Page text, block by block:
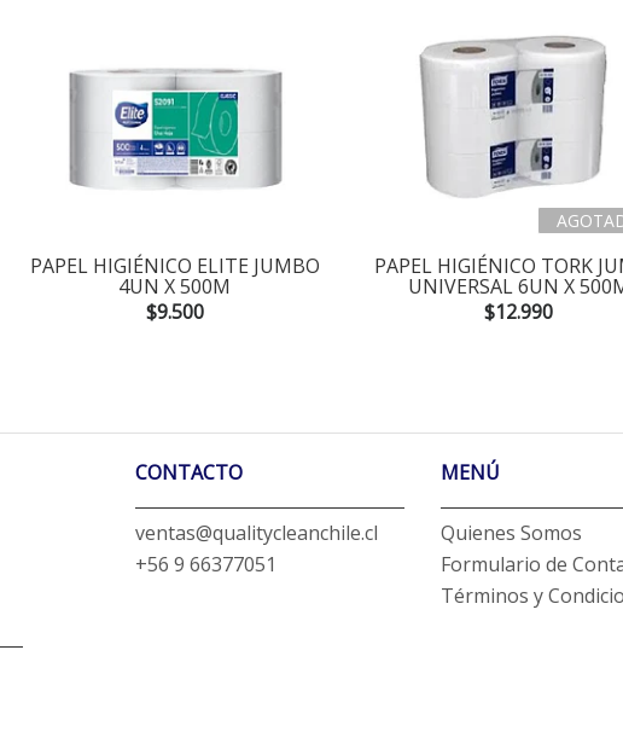
PAPEL HIGIÉNICO ELITE JUMBO
4UN X 500M
$9.500
PAPEL HIGIÉNICO TORK
UNIVERSAL 6UN X
$12.990
CONTACTO
ventas@qualitycleanchile.cl
+56 9 66377051
MENÚ
Quienes Somos
Formulario de
Términos y